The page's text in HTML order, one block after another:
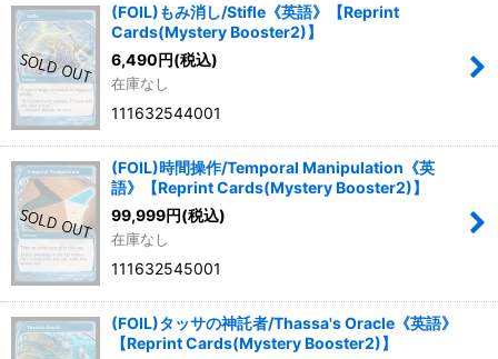
(FOIL)もみ消し/Stifle《英語》【Reprint
Cards(Mystery Booster2)】
6,490円(税込)
在庫なし
111632544001
(FOIL)時間操作/Temporal Manipulation《英
語》【Reprint Cards(Mystery Booster2)】
99,999円(税込)
在庫なし
111632545001
(FOIL)タッサの神託者/Thassa's Oracle《英語》
【Reprint Cards(Mystery Booster2)】